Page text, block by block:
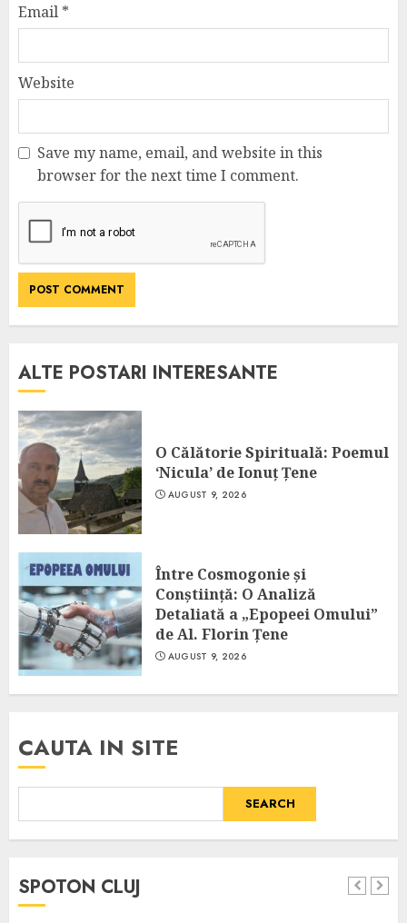
Email *
Website
Save my name, email, and website in this
browser for the next time I comment.
ALTE POSTARI INTERESANTE
O Călătorie Spirituală: Poemul
‘Nicula’ de Ionuț Țene
AUGUST 9, 2026
Între Cosmogonie și
Conștiință: O Analiză
Detaliată a „Epopeei Omului”
de Al. Florin Țene
AUGUST 9, 2026
CAUTA IN SITE
SEARCH
SPOTON CLUJ